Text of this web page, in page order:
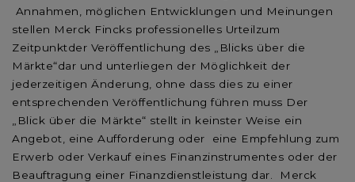
Annahmen, möglichen Entwicklungen und Meinungen
stellen Merck Fincks professionelles Urteilzum
Zeitpunktder Veröffentlichung des „Blicks über die
Märkte“dar und unterliegen der Möglichkeit der
jederzeitigen Änderung, ohne dass dies zu einer
entsprechenden Veröffentlichung führen muss Der
„Blick über die Märkte“ stellt in keinster Weise ein
Angebot, eine Aufforderung oder eine Empfehlung zum
Erwerb oder Verkauf eines Finanzinstrumentes oder der
Beauftragung einer Finanzdienstleistung dar. Merck